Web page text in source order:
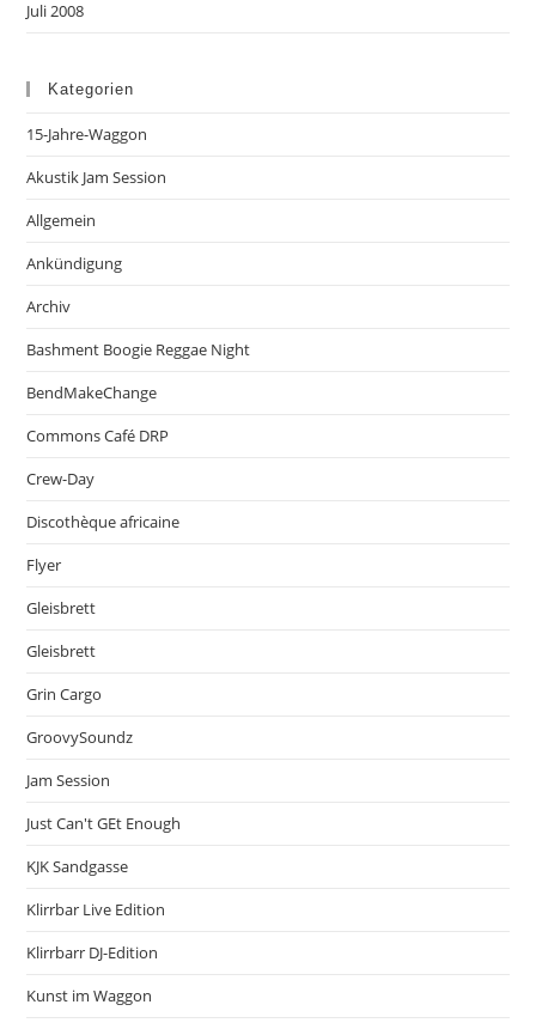
Juli 2008
Kategorien
15-Jahre-Waggon
Akustik Jam Session
Allgemein
Ankündigung
Archiv
Bashment Boogie Reggae Night
BendMakeChange
Commons Café DRP
Crew-Day
Discothèque africaine
Flyer
Gleisbrett
Gleisbrett
Grin Cargo
GroovySoundz
Jam Session
Just Can't GEt Enough
KJK Sandgasse
Klirrbar Live Edition
Klirrbarr DJ-Edition
Kunst im Waggon